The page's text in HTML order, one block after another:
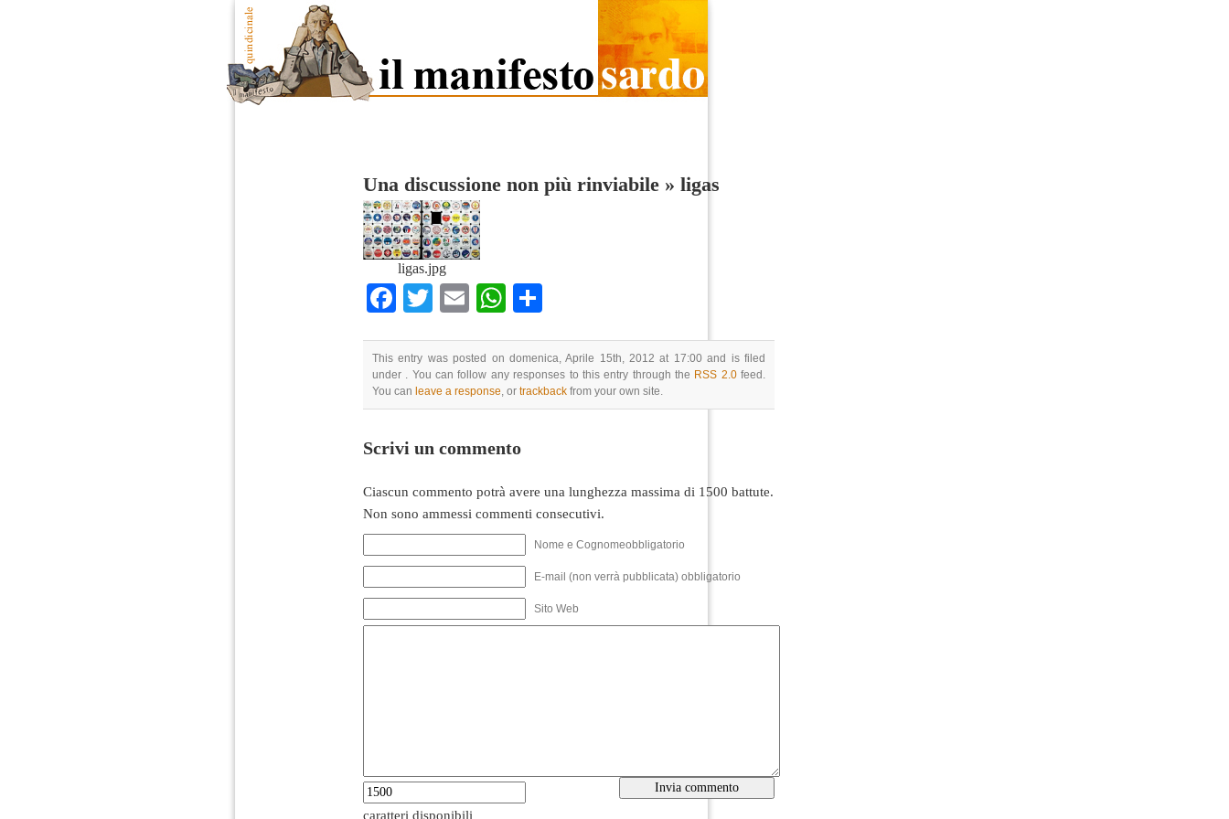
Una discussione non più rinviabile » ligas
ligas.jpg
Facebook
TwitterEmailWhatsApp
This entry was posted on domenica, Aprile 15th, 2012 at 17:00 and is filed
under . You can follow any responses to this entry through the RSS 2.0feed.
You can leave a response, or trackback from your own site.
Scrivi un commento
Ciascun commento potrà avere una lunghezza massima di 1500 battute.
Non sono ammessi commenti consecutivi.
Nome e Cognomeobbligatorio
E-mail (non verrà pubblicata) obbligatorio
Sito Web
caratteri disponibili